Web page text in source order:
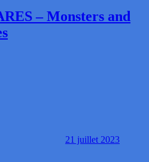
– Monsters and
21 juillet 2023